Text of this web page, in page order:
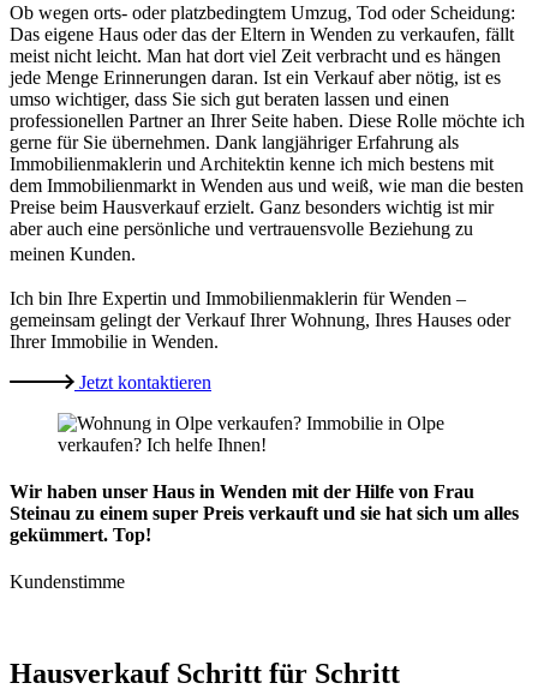
Ob wegen orts- oder platzbedingtem Umzug, Tod oder Scheidung:
Das eigene Haus oder das der Eltern in Wenden zu verkaufen, fällt
meist nicht leicht. Man hat dort viel Zeit verbracht und es hängen
jede Menge Erinnerungen daran. Ist ein Verkauf aber nötig, ist es
umso wichtiger, dass Sie sich gut beraten lassen und einen
professionellen Partner an Ihrer Seite haben. Diese Rolle möchte ich
gerne für Sie übernehmen. Dank langjähriger Erfahrung als
Immobilienmaklerin und Architektin kenne ich mich bestens mit
dem Immobilienmarkt in Wenden aus und weiß, wie man die besten
Preise beim Hausverkauf erzielt. Ganz besonders wichtig ist mir
aber auch eine persönliche und vertrauensvolle Beziehung zu
meinen Kunden.
Ich bin Ihre Expertin und Immobilienmaklerin für Wenden –
gemeinsam gelingt der Verkauf Ihrer Wohnung, Ihres Hauses oder
Ihrer Immobilie in Wenden.
Jetzt kontaktieren
Wir haben unser Haus in Wenden mit der Hilfe von Frau
Steinau zu einem super Preis verkauft und sie hat sich um alles
gekümmert. Top!
Kundenstimme
Hausverkauf Schritt für Schritt